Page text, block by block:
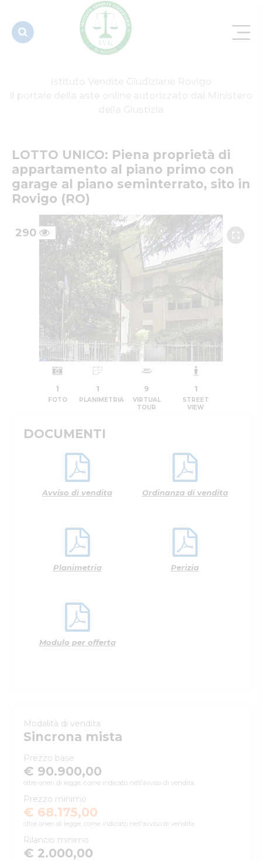
primo con
garage al
pia...
LOTTO UNICO: Piena proprietà di
appartamento al piano primo con
garage al piano seminterrato, sito in
Rovigo (RO)
290
1
FOTO
1
PLANIMETRIA
9
VIRTUAL
TOUR
1
STREET
VIEW
DOCUMENTI
Avviso di vendita Ordinanza di vendita
Planimetria Perizia
Modulo per offerta
Modalità di vendita
Sincrona mista
Prezzo base
€ 90.900,00
oltre oneri di legge, come indicato nell'avviso di vendita.
Prezzo minimo
€ 68.175,00
oltre oneri di legge, come indicato nell'avviso di vendita.
Rilancio minimo
€ 2.000,00